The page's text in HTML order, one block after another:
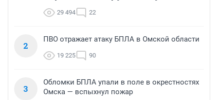
29 494 22
2
ПВО отражает атаку БПЛА в Омской области
19 225 90
3
Обломки БПЛА упали в поле в окрестностях
Омска — вспыхнул пожар